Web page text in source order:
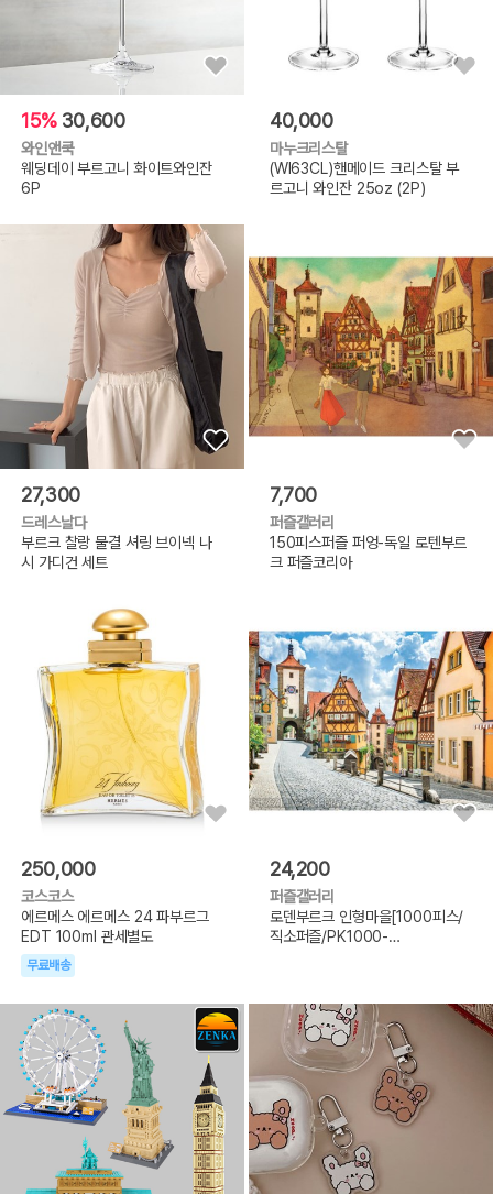
15% 30,600
와인앤쿡
웨딩데이 부르고니 화이트와인잔
6P
40,000
마누크리스탈
(WI63CL)핸메이드 크리스탈 부
르고니 와인잔 25oz (2P)
27,300
드레스날다
부르크 찰랑 물결 셔링 브이넥 나
시 가디건 세트
7,700
퍼즐갤러리
150피스퍼즐 퍼엉-독일 로텐부르
크 퍼즐코리아
250,000
코스코스
에르메스 에르메스 24 파부르그
EDT 100ml 관세별도
무료배송
24,200
퍼즐갤러리
로덴부르크 인형마을[1000피스/
직소퍼즐/PK1000-